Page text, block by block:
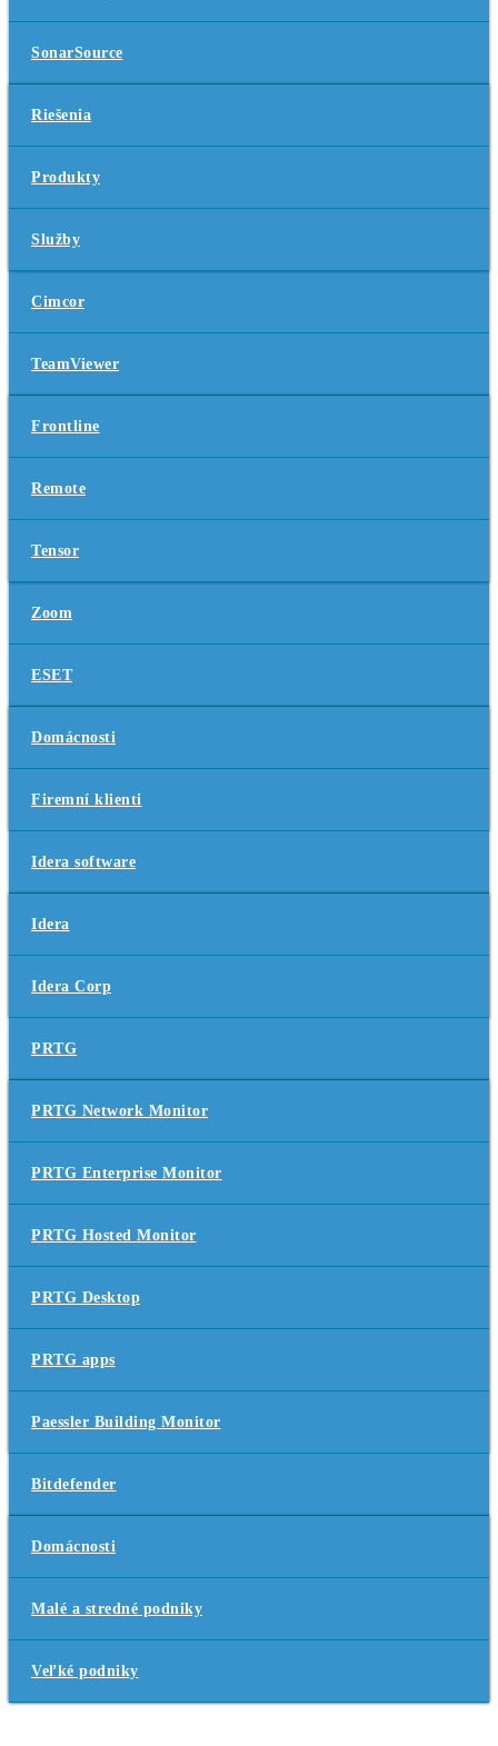
SonarSource
Riešenia
Produkty
Služby
Cimcor
TeamViewer
Frontline
Remote
Tensor
Zoom
ESET
Domácnosti
Firemní klienti
Idera software
Idera
Idera Corp
PRTG
PRTG Network Monitor
PRTG Enterprise Monitor
PRTG Hosted Monitor
PRTG Desktop
PRTG apps
Paessler Building Monitor
Bitdefender
Domácnosti
Malé a stredné podniky
Veľké podniky